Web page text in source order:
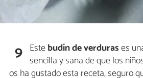
9 Estebudín de verdurases
sencilla y sana de que los
os ha gustado esta receta, seguro